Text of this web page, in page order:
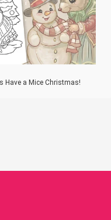
Have a Mice Christmas!